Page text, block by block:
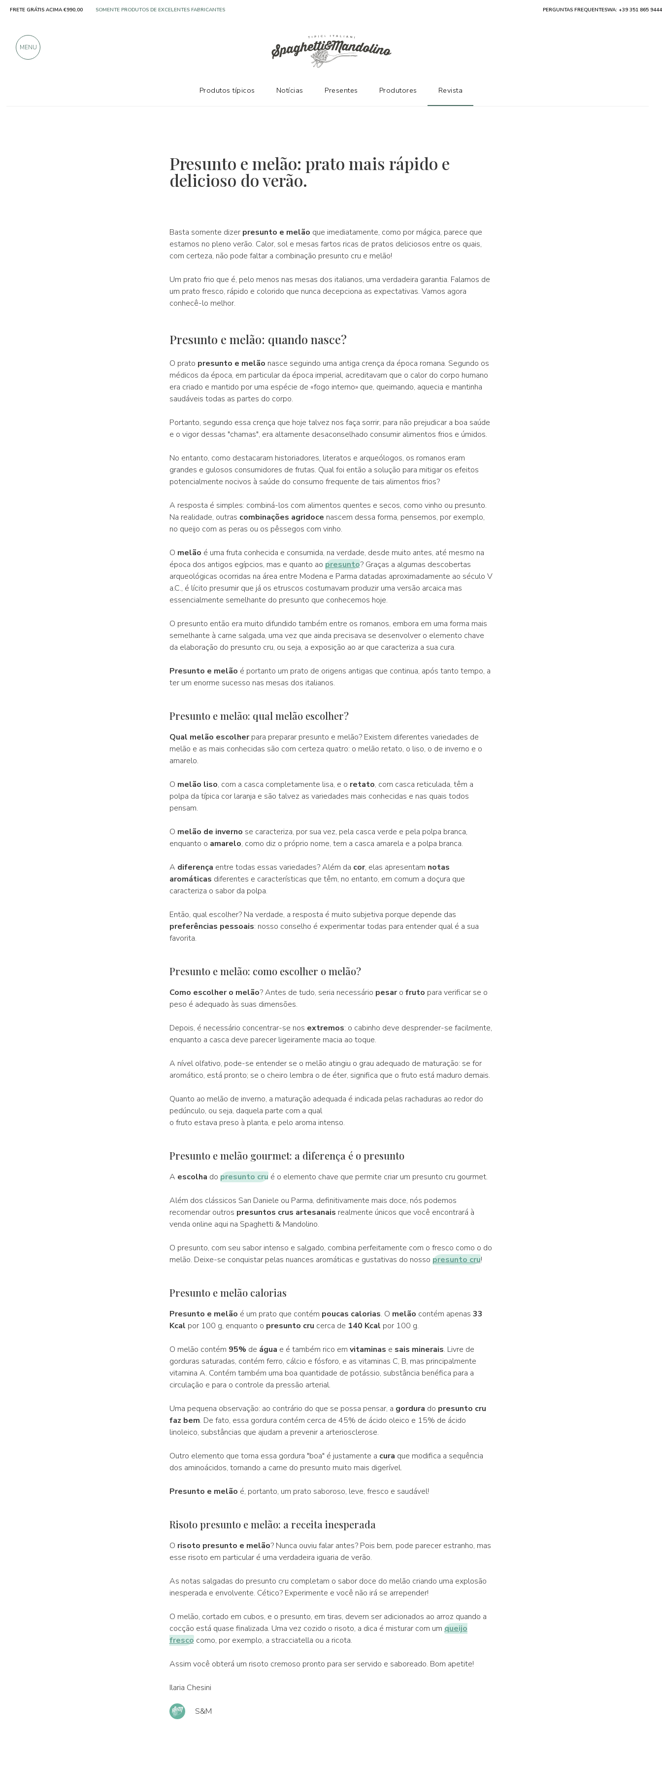
Presunto e melão: prato mais rápido e
delicioso do verão.
Basta somente dizer presunto e melão que imediatamente, como por mágica, parece que
estamos no pleno verão. Calor, sol e mesas fartos ricas de pratos deliciosos entre os quais,
com certeza, não pode faltar a combinação presunto cru e melão!
Um prato frio que é, pelo menos nas mesas dos italianos, uma verdadeira garantia. Falamos de
um prato fresco, rápido e colorido que nunca decepciona as expectativas. Vamos agora
conhecê-lo melhor.
Presunto e melão: quando nasce?
O prato presunto e melão nasce seguindo uma antiga crença da época romana. Segundo os
médicos da época, em particular da época imperial, acreditavam que o calor do corpo humano
era criado e mantido por uma espécie de «fogo interno» que, queimando, aquecia e mantinha
saudáveis todas as partes do corpo.
Portanto, segundo essa crença que hoje talvez nos faça sorrir, para não prejudicar a boa saúde
e o vigor dessas "chamas", era altamente desaconselhado consumir alimentos frios e úmidos.
No entanto, como destacaram historiadores, literatos e arqueólogos, os romanos eram
grandes e gulosos consumidores de frutas. Qual foi então a solução para mitigar os efeitos
potencialmente nocivos à saúde do consumo frequente de tais alimentos frios?
A resposta é simples: combiná-los com alimentos quentes e secos, como vinho ou presunto.
Na realidade, outras combinações agridoce nascem dessa forma, pensemos, por exemplo,
no queijo com as peras ou os pêssegos com vinho.
O melão é uma fruta conhecida e consumida, na verdade, desde muito antes, até mesmo na
época dos antigos egípcios, mas e quanto ao presunto? Graças a algumas descobertas
arqueológicas ocorridas na área entre Modena e Parma datadas aproximadamente ao século V
a.C., é lícito presumir que já os etruscos costumavam produzir uma versão arcaica mas
essencialmente semelhante do presunto que conhecemos hoje.
O presunto então era muito difundido também entre os romanos, embora em uma forma mais
semelhante à carne salgada, uma vez que ainda precisava se desenvolver o elemento chave
da elaboração do presunto cru, ou seja, a exposição ao ar que caracteriza a sua cura.
Presunto e melão é portanto um prato de origens antigas que continua, após tanto tempo, a
ter um enorme sucesso nas mesas dos italianos.
Presunto e melão: qual melão escolher?
Qual melão escolherpara preparar presunto e melão? Existem diferentes variedades de
melão e as mais conhecidas são com certeza quatro: o melão retato, o liso, o de inverno e o
amarelo.
O melão liso, com a casca completamente lisa, e o retato, com casca reticulada, têm a
polpa da típica cor laranja e são talvez as variedades mais conhecidas e nas quais todos
pensam.
O melão de inverno se caracteriza, por sua vez, pela casca verde e pela polpa branca,
enquanto o amarelo, como diz o próprio nome, tem a casca amarela e a polpa branca.
A diferença entre todas essas variedades? Além da cor, elas apresentam notas
aromáticas diferentes e características que têm, no entanto, em comum a doçura que
caracteriza o sabor da polpa.
Então, qual escolher? Na verdade, a resposta é muito subjetiva porque depende das
preferências pessoais: nosso conselho é experimentar todas para entender qual é a sua
favorita.
Presunto e melão: como escolher o melão?
Como escolher o melão? Antes de tudo, seria necessário pesaro fruto para verificar se o
peso é adequado às suas dimensões.
Depois, é necessário concentrar-se nos extremos: o cabinho deve desprender-se facilmente,
enquanto a casca deve parecer ligeiramente macia ao toque.
A nível olfativo, pode-se entender se o melão atingiu o grau adequado de maturação: se for
aromático, está pronto; se o cheiro lembra o de éter, significa que o fruto está maduro demais.
Quanto ao melão de inverno, a maturação adequada é indicada pelas rachaduras ao redor do
pedúnculo, ou seja, daquela parte com a qual
o fruto estava preso à planta, e pelo aroma intenso.
Presunto e melão gourmet: a diferença é o presunto
A escolha do presunto crué o elemento chave que permite criar um presunto cru gourmet.
Além dos clássicos San Daniele ou Parma, definitivamente mais doce, nós podemos
recomendar outros presuntos crus artesanais realmente únicos que você encontrará à
venda online aqui na Spaghetti & Mandolino.
O presunto, com seu sabor intenso e salgado, combina perfeitamente com o fresco como o do
melão. Deixe-se conquistar pelas nuances aromáticas e gustativas do nosso presunto cru!
Presunto e melão calorias
Presunto e melão é um prato que contém poucas calorias. O melão contém apenas 33
Kcal por 100 g, enquanto o presunto cru cerca de 140 Kcal por 100 g.
O melão contém 95% de água e é também rico em vitaminas e sais minerais. Livre de
gorduras saturadas, contém ferro, cálcio e fósforo, e as vitaminas C, B, mas principalmente
vitamina A. Contém também uma boa quantidade de potássio, substância benéfica para a
circulação e para o controle da pressão arterial.
Uma pequena observação: ao contrário do que se possa pensar, a gordura do presunto cru
faz bem. De fato, essa gordura contém cerca de 45% de ácido oleico e 15% de ácido
linoleico, substâncias que ajudam a prevenir a arteriosclerose.
Outro elemento que torna essa gordura "boa" é justamente a cura que modifica a sequência
dos aminoácidos, tornando a carne do presunto muito mais digerível.
Presunto e melão é, portanto, um prato saboroso, leve, fresco e saudável!
Risoto presunto e melão: a receita inesperada
O risoto presunto e melão? Nunca ouviu falar antes? Pois bem, pode parecer estranho, mas
esse risoto em particular é uma verdadeira iguaria de verão.
As notas salgadas do presunto cru completam o sabor doce do melão criando uma explosão
inesperada e envolvente. Cético? Experimente e você não irá se arrepender!
O melão, cortado em cubos, e o presunto, em tiras, devem ser adicionados ao arroz quando a
cocção está quase finalizada. Uma vez cozido o risoto, a dica é misturar com um queijo
frescocomo, por exemplo, a stracciatella ou a ricota.
Assim você obterá um risoto cremoso pronto para ser servido e saboreado. Bom apetite!
Ilaria Chesini
S&M
FRETE GRÁTIS ACIMA €990,00 SOMENTE PRODUTOS DE EXCELENTES FABRICANTES PERGUNTAS FREQUENTESWA: +39 351 865 9444
MENU
Produtos típicos Notícias Presentes Produtores Revista